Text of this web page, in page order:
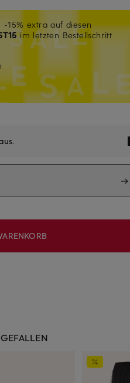
-15% extra auf diesen
im letzten Bestellschritt
.